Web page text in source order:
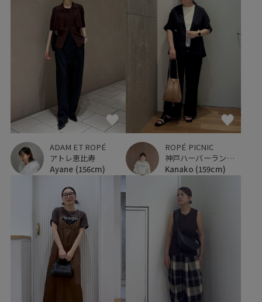
ADAM ET ROPÉ
アトレ恵比寿
Ayane (156cm)
ROPÉ PICNIC
神戸ハーバーランドumie
Kanako (159cm)